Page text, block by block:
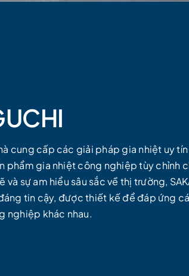
cung cấp các giải pháp gia nhiệt uy
phẩm gia nhiệt công nghiệp tùy chỉnh
và sự am hiểu sâu sắc về thị trường,
tin cậy, được thiết kế để đáp ứng
nghiệp khác nhau.